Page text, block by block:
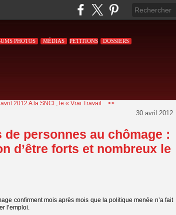
PHOTOS MÉDIAS PETITIONS DOSSIERS
2012 A la SNCF, le « Vrai Travail... >>
30 avril 2012
de personnes au chômage :
d’être forts et nombreux le
confirment mois après mois que la politique menée n’a fait
l’emploi.